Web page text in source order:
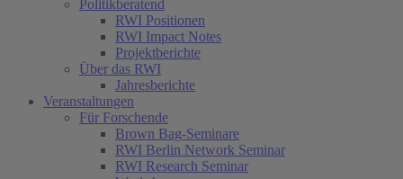
Politikberatend
RWI Positionen
RWI Impact Notes
Projektberichte
Über das RWI
Jahresberichte
Veranstaltungen
Für Forschende
Brown Bag-Seminare
RWI Berlin Network Seminar
RWI Research Seminar